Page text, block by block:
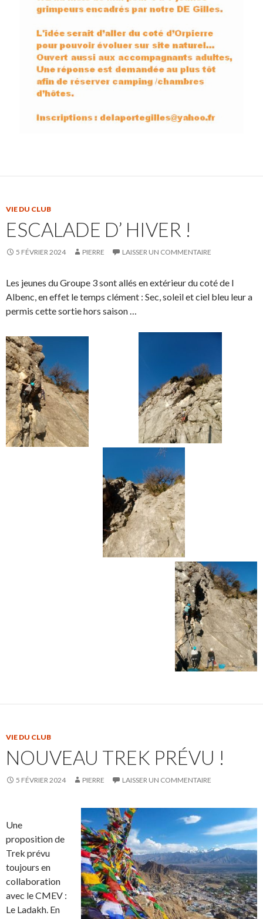
VIE DU CLUB
ESCALADE D’ HIVER !
5 FÉVRIER 2024 PIERRE LAISSER UN COMMENTAIRE
Les jeunes du Groupe 3 sont allés en extérieur du coté de l
Albenc, en effet le temps clément : Sec, soleil et ciel bleu leur a
permis cette sortie hors saison …
VIE DU CLUB
NOUVEAU TREK PRÉVU !
5 FÉVRIER 2024 PIERRE LAISSER UN COMMENTAIRE
Une
proposition de
Trek prévu
toujours en
collaboration
avec le CMEV :
Le Ladakh. En